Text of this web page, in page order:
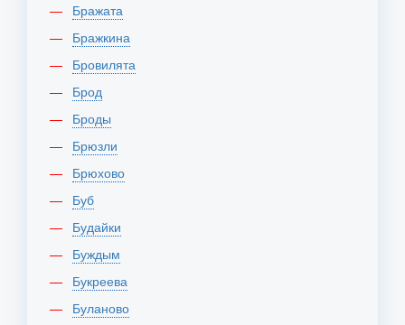
Бражата
Бражкина
Бровилята
Брод
Броды
Брюзли
Брюхово
Буб
Будайки
Буждым
Букреева
Буланово